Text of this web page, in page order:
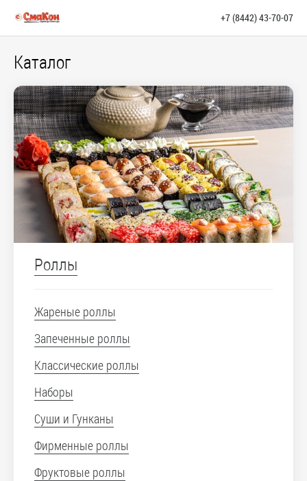
+7 (8442) 43-70-07
Каталог
Роллы
Жареные роллы
Запеченные роллы
Классические роллы
Наборы
Суши и Гунканы
Фирменные роллы
Фруктовые роллы